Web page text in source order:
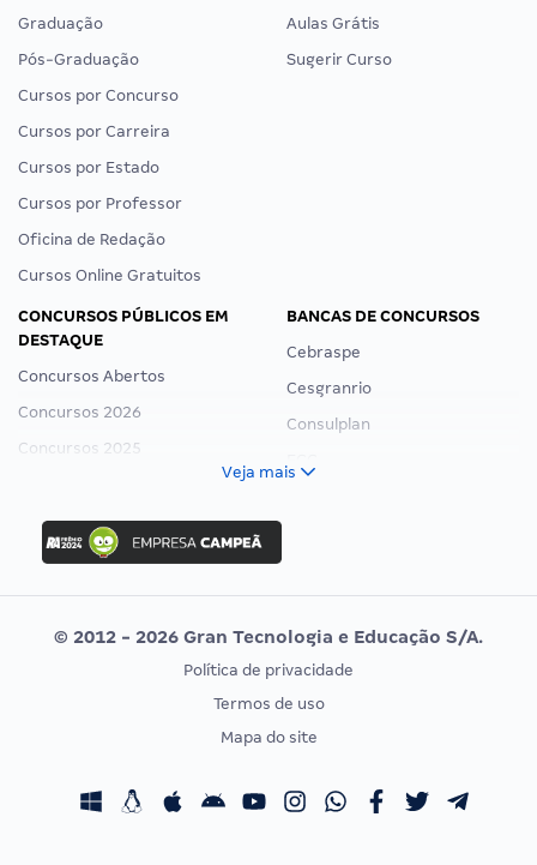
Graduação
Pós-Graduação
Cursos por Concurso
Cursos por Carreira
Cursos por Estado
Cursos por Professor
Oficina de Redação
Cursos Online Gratuitos
Aulas Grátis
Sugerir Curso
CONCURSOS PÚBLICOS EM
DESTAQUE
Concursos Abertos
Concursos 2026
Concursos 2025
Concurso Ibama
Concurso MPU
Editais publicados
BANCAS DE CONCURSOS
Cebraspe
Cesgranrio
Consulplan
Vunesp
CONCURSOS POR PROFISSÃO
Concursos Fiscais
EXAME DE ORDEM
Calendário OAB
Veja mais
© 2012 - 2026 Gran Tecnologia e Educação S/A.
Política de privacidade
Termos de uso
Mapa do site